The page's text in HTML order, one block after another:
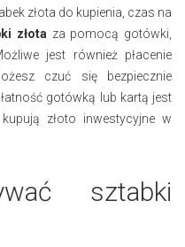
złota do kupienia, czas na
złota za pomocą gotówki,
jest również płacenie
czuć się bezpiecznie
gotówką lub kartą jest
złoto inwestycyjne w
sztabki